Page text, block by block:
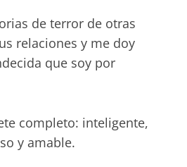
de terror de otras
relaciones y me doy
que soy por
completo: inteligente,
y amable.